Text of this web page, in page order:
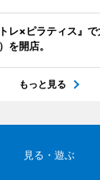
レ×ピラティス』
を開店。
もっと見る
見る・遊ぶ